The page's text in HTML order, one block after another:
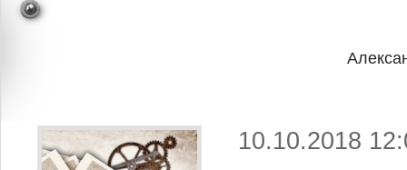
10.10.2018